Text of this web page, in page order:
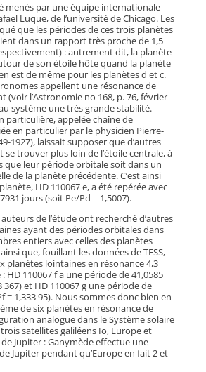
menés par une équipe internationale
Luque, de l’université de Chicago. Les
que les périodes de ces trois planètes
dans un rapport très proche de 1,5
: autrement dit, la planète
de son étoile hôte quand la planète
est de même pour les planètes d et c.
appellent une résonance de
(voir l’Astronomie no 168, p. 76, février
système une très grande stabilité.
particulière, appelée chaîne de
en particulier par le physicien Pierre-
1927), laissait supposer que d’autres
trouver plus loin de l’étoile centrale, à
que leur période orbitale soit dans un
de la planète précédente. C’est ainsi
HD 110067 e, a été repérée avec
jours (soit Pe/Pd = 1,5007).
de l’étude ont recherché d’autres
ayant des périodes orbitales dans
entiers avec celles des planètes
que, fouillant les données de TESS,
planètes lointaines en résonance 4,3
HD 110067 f a une période de 41,0585
367) et HD 110067 g une période de
= 1,333 95). Nous sommes donc bien en
de six planètes en résonance de
analogue dans le Système solaire
satellites galiléens Io, Europe et
Jupiter : Ganymède effectue une
Jupiter pendant qu’Europe en fait 2 et